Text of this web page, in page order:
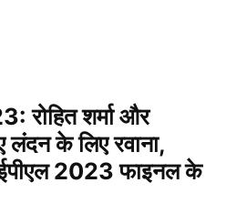
शर्मा और
लंदन के लिए रवाना,
2023 फाइनल के